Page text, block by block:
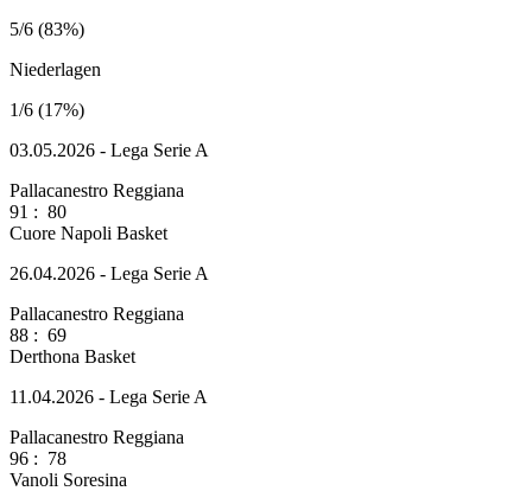
5/6 (83%)
Niederlagen
1/6 (17%)
03.05.2026 - Lega Serie A
Pallacanestro Reggiana
91 : 80
Cuore Napoli Basket
26.04.2026 - Lega Serie A
Pallacanestro Reggiana
88 : 69
Derthona Basket
11.04.2026 - Lega Serie A
Pallacanestro Reggiana
96 : 78
Vanoli Soresina